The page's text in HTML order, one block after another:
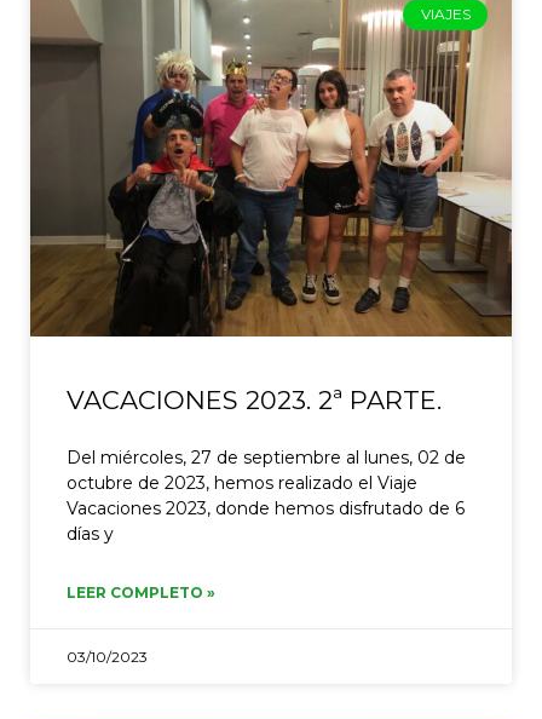
VIAJES
VACACIONES 2023. 2ª PARTE.
Del miércoles, 27 de septiembre al lunes, 02 de
octubre de 2023, hemos realizado el Viaje
Vacaciones 2023, donde hemos disfrutado de 6
días y
LEER COMPLETO »
03/10/2023